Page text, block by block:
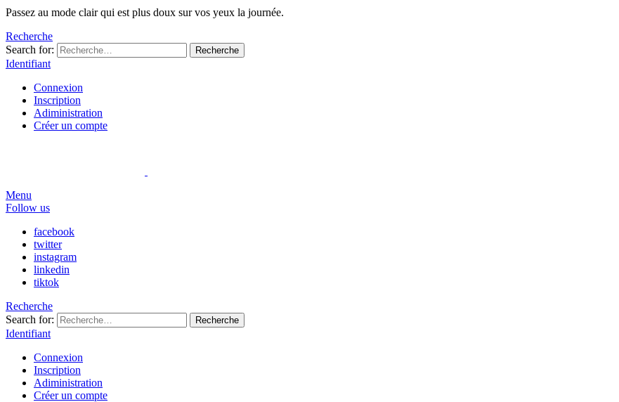
Passez au mode clair qui est plus doux sur vos yeux la journée.
Recherche
Search for:
Recherche
Identifiant
Connexion
Inscription
Adiministration
Créer un compte
Menu
Follow us
facebook
twitter
instagram
linkedin
tiktok
Recherche
Search for:
Recherche
Identifiant
Connexion
Inscription
Adiministration
Créer un compte